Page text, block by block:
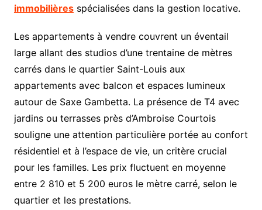
immobilièresspécialisées dans la gestion locative.
Les appartements à vendre couvrent un éventail
large allant des studios d’une trentaine de mètres
carrés dans le quartier Saint-Louis aux
appartements avec balcon et espaces lumineux
autour de Saxe Gambetta. La présence de T4 avec
jardins ou terrasses près d’Ambroise Courtois
souligne une attention particulière portée au confort
résidentiel et à l’espace de vie, un critère crucial
pour les familles. Les prix fluctuent en moyenne
entre 2 810 et 5 200 euros le mètre carré, selon le
quartier et les prestations.